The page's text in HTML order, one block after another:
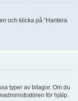
och klicka på “Hantera
typer av bilagor. Om du
för hjälp.